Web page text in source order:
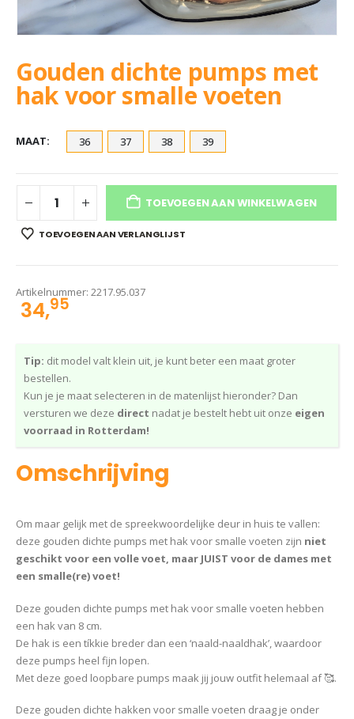
Gouden dichte pumps met
hak voor smalle voeten
MAAT 36 37 38 39
TOEVOEGEN AAN WINKELWAGEN
TOEVOEGEN AAN VERLANGLIJST
Artikelnummer: 2217.95.037
34,95
Tip: dit model valt klein uit, je kunt beter een maat groter
bestellen.
Kun je je maat selecteren in de matenlijst hieronder? Dan
versturen we deze direct nadat je bestelt hebt uit onze eigen
voorraad in Rotterdam!
Omschrijving
Om maar gelijk met de spreekwoordelijke deur in huis te vallen:
deze gouden dichte pumps met hak voor smalle voeten zijn niet
geschikt voor een volle voet, maar JUIST voor de dames met
een smalle(re) voet!
Deze gouden dichte pumps met hak voor smalle voeten hebben
een hak van 8 cm.
De hak is een tíkkie breder dan een ‘naald-naaldhak’, waardoor
deze pumps heel fijn lopen.
Met deze goed loopbare pumps maak jij jouw outfit helemaal af 🥰.
Deze gouden dichte hakken voor smalle voeten draag je onder